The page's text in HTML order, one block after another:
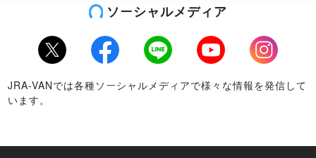
ソーシャルメディア
Twitter Facebook LINE Youtube
Instagram
JRA-VANでは各種ソーシャルメディアで様々な情報を発信して
います。